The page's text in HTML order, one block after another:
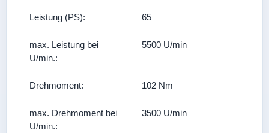
Leistung (PS): 65
max. Leistung bei
U/min.:
5500 U/min
Drehmoment: 102 Nm
max. Drehmoment bei
U/min.:
3500 U/min